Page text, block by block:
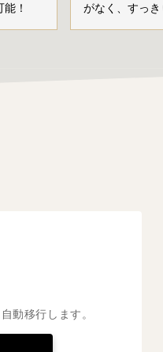
！
がなく、すっき
動移行します。